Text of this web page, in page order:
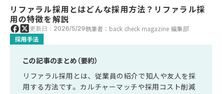
リファラル採用とはどんな採用方法？リファラル採
用の特徴を解説
更新日：2026/5/29執筆者：back check magazine 編集部
採用手法
この記事のまとめ（要約）
リファラル採用とは、従業員の紹介で知人や友人を採
用する方法です。カルチャーマッチや採用コスト削減